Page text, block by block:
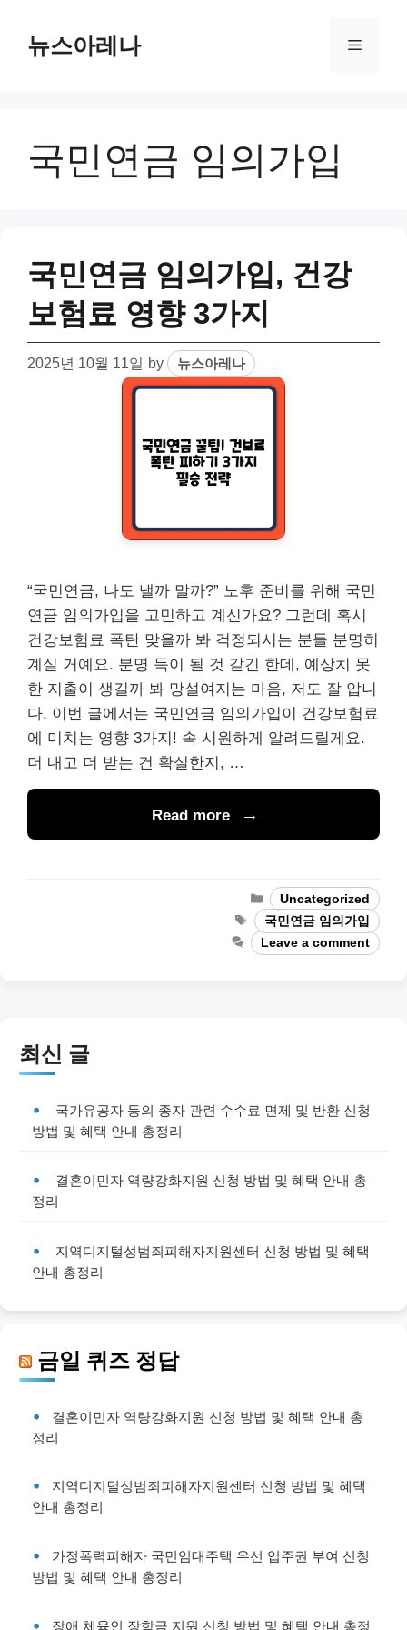
content뉴스아레나 Menu
국민연금 임의가입
국민연금 임의가입, 건강
보험료 영향 3가지
2025년 10월 11일 by 뉴스아레나
“국민연금, 나도 낼까 말까?” 노후 준비를 위해 국민
연금 임의가입을 고민하고 계신가요? 그런데 혹시
건강보험료 폭탄 맞을까 봐 걱정되시는 분들 분명히
계실 거예요. 분명 득이 될 것 같긴 한데, 예상치 못
한 지출이 생길까 봐 망설여지는 마음, 저도 잘 압니
다. 이번 글에서는 국민연금 임의가입이 건강보험료
에 미치는 영향 3가지! 속 시원하게 알려드릴게요.
더 내고 더 받는 건 확실한지, …
Read more
Categories
Uncategorized
Tags국민연금 임의가입
Leave a comment
최신 글
국가유공자 등의 종자 관련 수수료 면제 및 반환 신청
방법 및 혜택 안내 총정리
결혼이민자 역량강화지원 신청 방법 및 혜택 안내 총
정리
지역디지털성범죄피해자지원센터 신청 방법 및 혜택
안내 총정리
금일 퀴즈 정답
결혼이민자 역량강화지원 신청 방법 및 혜택 안내 총
정리
지역디지털성범죄피해자지원센터 신청 방법 및 혜택
안내 총정리
가정폭력피해자 국민임대주택 우선 입주권 부여 신청
방법 및 혜택 안내 총정리
장애 체육인 장학금 지원 신청 방법 및 혜택 안내 총정